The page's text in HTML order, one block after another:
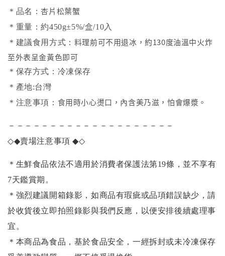
＊品名： 杏片松葉蟹
＊重量：約450g±5%/盒/10入
＊建議食用方式： 料理前可不用退冰，約130度油溫中火炸
至外表呈金黃色即可
＊保存方式：冷凍保存
＊產地:台灣
＊注意事項： 食用時小心燙口，內含美乃滋，怕會爆漿。
－－－－－－－－－－－－－－－－－－－－
◇◆賣場注意事項◆◇
＊生鮮食品依法不適用於消費者保護法第19條，並不享有
7天鑑賞期。
＊強烈建議開箱錄影，如商品有瑕疵或品項錯誤缺少，請
於收貨後立即拍照錄影與我們反應，以便安排後續處理事
宜。
＊本商品為食品，基於食品安全，一經拆封或未冷凍保存